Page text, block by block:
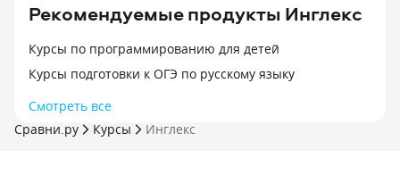
Рекомендуемые продукты Инглекс
Курсы по программированию для детей
Курсы подготовки к ОГЭ по русскому языку
Смотреть все
Сравни.ру
Курсы Инглекс